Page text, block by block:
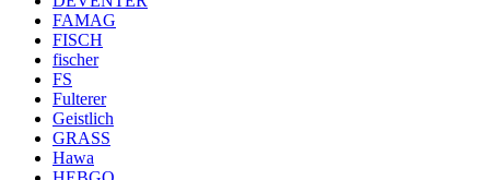
FAMAG
FISCH
fischer
FS
Fulterer
Geistlich
GRASS
Hawa